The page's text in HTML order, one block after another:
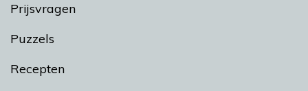
Prijsvragen
Puzzels
Recepten